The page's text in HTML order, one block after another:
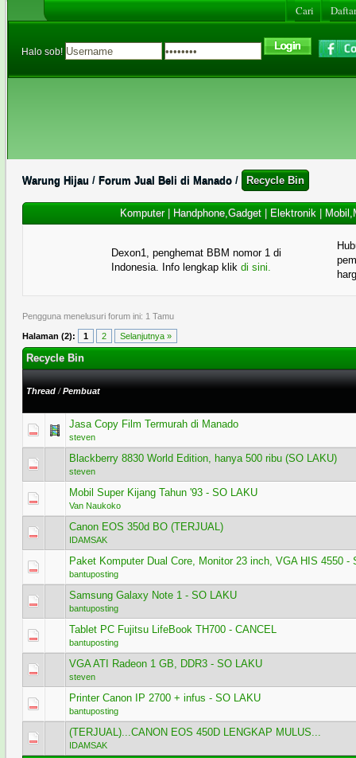
Cari
Halo sob!
Warung Hijau / Forum Jual Beli di Manado / Recycle Bin
Komputer| Handphone,Gadget| Elektronik|
Dexon1, penghemat BBM nomor 1 di
Indonesia. Info lengkap klik di sini.
Pengguna menelusuri forum ini: 1 Tamu
Halaman (2): 1 2 Selanjutnya »
Recycle Bin
Thread /Pembuat
Jasa Copy Film Termurah di Manado
steven
1 Voting - 5 dari 5 secara Rata-rata
1234 5
Blackberry 8830 World Edition, hanya 500 ribu (SO LAKU)
steven
0 Voting - 0 dari 5 secara Rata-rata
12345
Mobil Super Kijang Tahun '93 - SO LAKU
Van Naukoko
0 Voting - 0 dari 5 secara Rata-rata
12 34 5
Canon EOS 350d BO (TERJUAL)
IDAMSAK
1 Voting - 5 dari 5 secara Rata-rata
123 45
Paket Komputer Dual Core, Monitor 23 inch, VGA HIS 4550 -
bantuposting
0 Voting - 0 dari 5 secara Rata-rata
12 345
Samsung Galaxy Note 1 - SO LAKU
bantuposting
0 Voting - 0 dari 5 secara Rata-rata
1234
Tablet PC Fujitsu LifeBook TH700 - CANCEL
bantuposting
0 Voting - 0 dari 5 secara Rata-rata
12345
VGA ATI Radeon 1 GB, DDR3 - SO LAKU
steven
0 Voting - 0 dari 5 secara Rata-rata
123 45
Printer Canon IP 2700 + infus - SO LAKU
bantuposting
0 Voting - 0 dari 5 secara Rata-rata
12 3 45
(TERJUAL)...CANON EOS 450D LENGKAP MULUS...
IDAMSAK
1 Voting - 5 dari 5 secara Rata-rata
12 345